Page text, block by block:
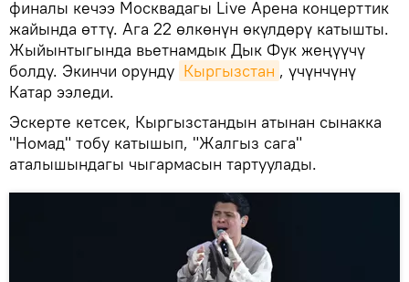
финалы кечээ Москвадагы Live Арена концерттик
жайында өттү. Ага 22 өлкөнүн өкүлдөрү катышты.
Жыйынтыгында вьетнамдык Дык Фук жеңүүчү
болду. Экинчи орунду Кыргызстан , үчүнчүнү
Катар ээледи.
Эскерте кетсек, Кыргызстандын атынан сынакка
"Номад" тобу катышып, "Жалгыз сага"
аталышындагы чыгармасын тартуулады.